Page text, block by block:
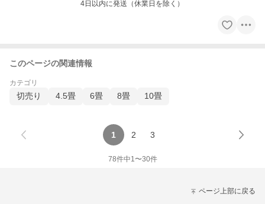
4日以内に発送（休業日を除く）
このページの関連情報
カテゴリ
切売り 4.5畳 6畳 8畳 10畳
1 2 3
78件中1〜30件
ページ上部に戻る